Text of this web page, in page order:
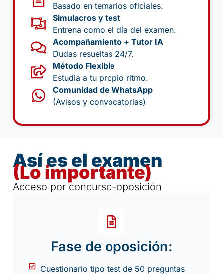
Basado en temarios oficiales.
Simulacros y test
Entrena como el día del examen.
Acompañamiento + Tutor IA
Dudas resueltas 24/7.
Método Flexible
Estudia a tu propio ritmo.
Comunidad de WhatsApp
(Avisos y convocatorias)
Así es el examen
(Lo importante)
Acceso por concurso-oposición
Fase de oposición:
Cuestionario tipo test de 50 preguntas